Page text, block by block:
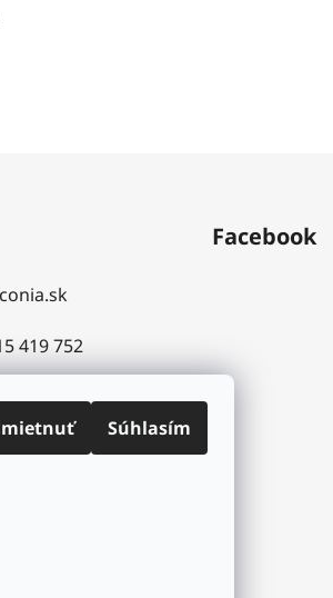
Súhlasím
419 752
Facebook